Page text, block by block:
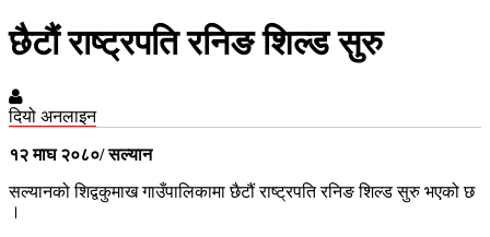
छैटौं राष्ट्रपति रनिङ शिल्ड सुरु
दियो अनलाइन
१२ माघ २०८०/ सल्यान
सल्यानको शिद्वकुमाख गाउँपालिकामा छैटौं राष्ट्रपति रनिङ शिल्ड सुरु भएको छ
।